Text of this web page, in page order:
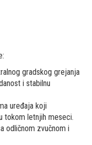
gradskog grejanja
i stabilnu
uređaja koji
tokom letnjih meseci.
odličnom zvučnom i